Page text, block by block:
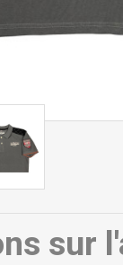
sur